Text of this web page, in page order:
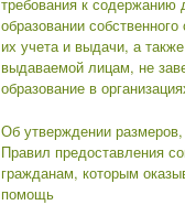
требования к содержанию
образовании
их учета и выдачи, а
выдаваемой лицам, не
образование в
Об утверждении
Правил предоставления
гражданам, которым
помощь